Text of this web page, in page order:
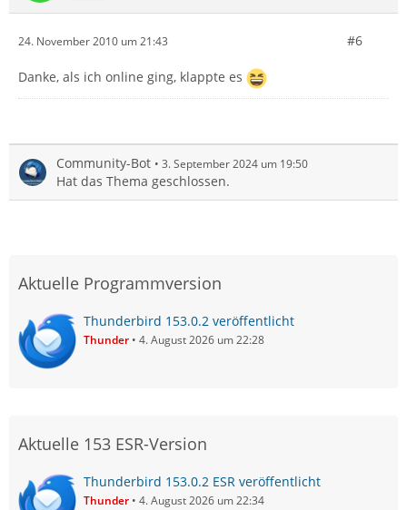
24. November 2010 um 21:43 #6
Danke, als ich online ging, klappte es
Community-Bot 3. September 2024 um 19:50
Hat das Thema geschlossen.
Aktuelle Programmversion
Thunderbird 153.0.2 veröffentlicht
Thunder 4. August 2026 um 22:28
Aktuelle 153 ESR-Version
Thunderbird 153.0.2 ESR veröffentlicht
Thunder 4. August 2026 um 22:34